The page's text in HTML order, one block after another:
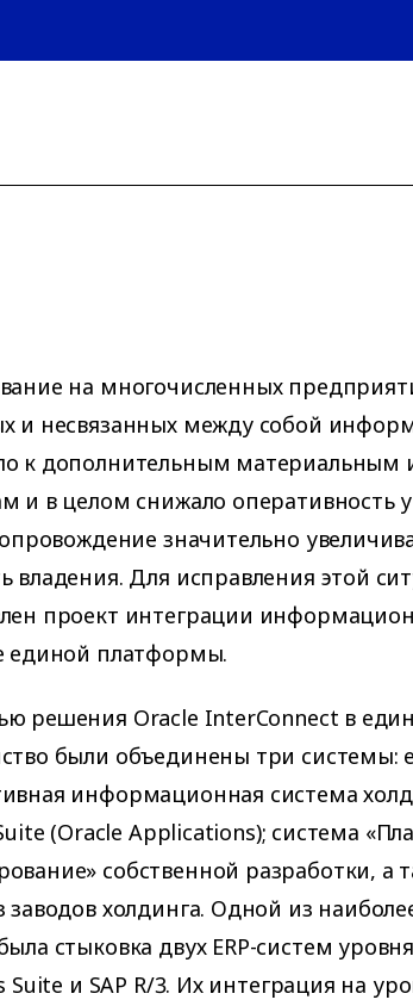
на многочисленных
и несвязанных между собой
к дополнительным материальным
и в целом снижало оперативность
значительно
владения. Для исправления этой
проект интеграции
единой платформы.
решения Oracle InterConnect в
были объединены три системы:
информационная система
(Oracle Applications); система
собственной разработки, а
заводов холдинга. Одной из
стыковка двух ERP-систем
Suite и SAP R/3. Их интеграция на